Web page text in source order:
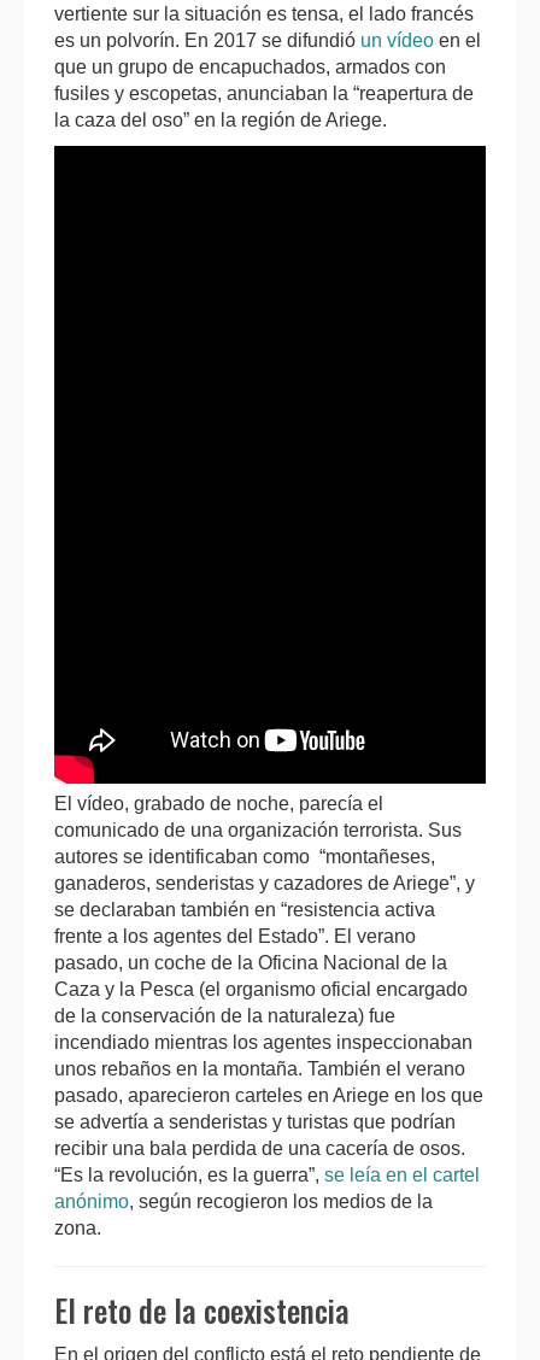
vertiente sur la situación es tensa, el lado francés
es un polvorín. En 2017 se difundió un vídeo en el
que un grupo de encapuchados, armados con
fusiles y escopetas, anunciaban la “reapertura de
la caza del oso” en la región de Ariege.
El vídeo, grabado de noche, parecía el
comunicado de una organización terrorista. Sus
autores se identificaban como “montañeses,
ganaderos, senderistas y cazadores de Ariege”, y
se declaraban también en “resistencia activa
frente a los agentes del Estado”. El verano
pasado, un coche de la Oficina Nacional de la
Caza y la Pesca (el organismo oficial encargado
de la conservación de la naturaleza) fue
incendiado mientras los agentes inspeccionaban
unos rebaños en la montaña. También el verano
pasado, aparecieron carteles en Ariege en los que
se advertía a senderistas y turistas que podrían
recibir una bala perdida de una cacería de osos.
“Es la revolución, es la guerra”, se leía en el cartel
anónimo, según recogieron los medios de la
zona.
El reto de la coexistencia
En el origen del conflicto está el reto pendiente de